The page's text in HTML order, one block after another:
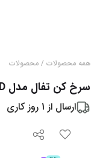
همه محصولات / محصولات
سرخ کن تفال مدل EY801D
ارسال از 1 روز کاری